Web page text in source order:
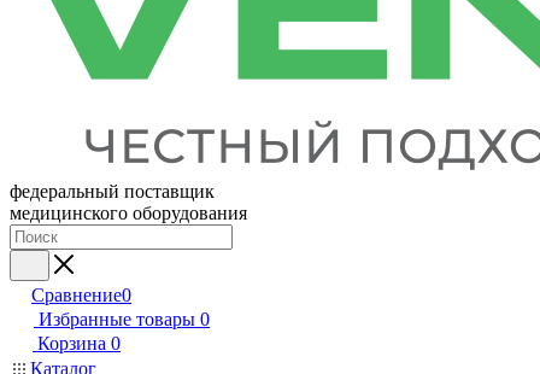
федеральный поставщик
медицинского оборудования
Сравнение0
Избранные товары 0
Корзина 0
Каталог